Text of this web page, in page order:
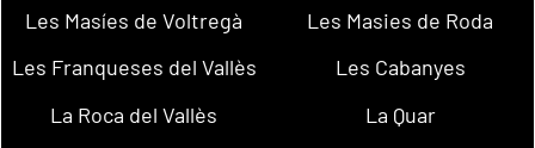
Les Masíes de Voltregà
Les Masies de Roda
Les Franqueses del Vallès
Les Cabanyes
La Roca del Vallès
La Quar